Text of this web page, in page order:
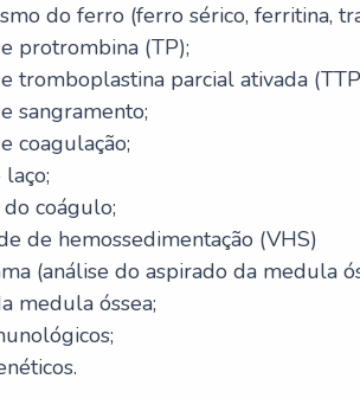
do ferro (ferro sérico, ferritina,
protrombina (TP);
tromboplastina parcial ativada
sangramento;
coagulação;
do coágulo;
de hemossedimentação (VHS)
(análise do aspirado da medula
medula óssea;